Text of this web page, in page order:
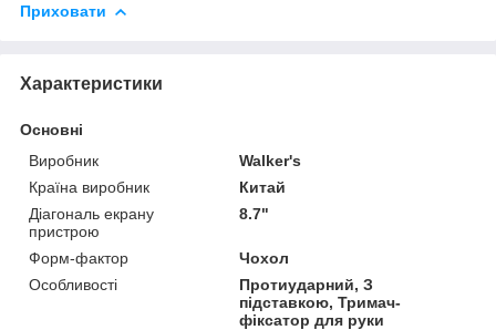
Приховати
Характеристики
Основні
Виробник
Walker's
Країна виробник
Китай
Діагональ екрану
пристрою
8.7"
Форм-фактор
Чохол
Особливості
Протиударний, З
підставкою, Тримач-
фіксатор для руки